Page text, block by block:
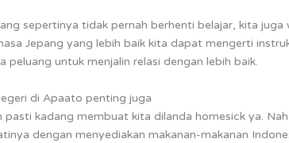
sepertinya tidak pernah berhenti belajar, kita juga
Jepang yang lebih baik kita dapat mengerti
peluang untuk menjalin relasi dengan lebih baik.
di Apaato penting juga
pasti kadang membuat kita dilanda homesick ya.
dengan menyediakan makanan-makanan